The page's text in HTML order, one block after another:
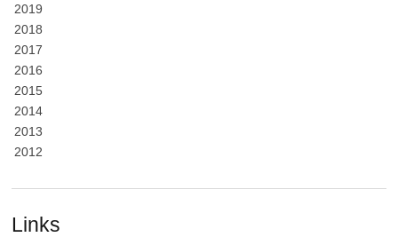
2019
2018
2017
2016
2015
2014
2013
2012
Links